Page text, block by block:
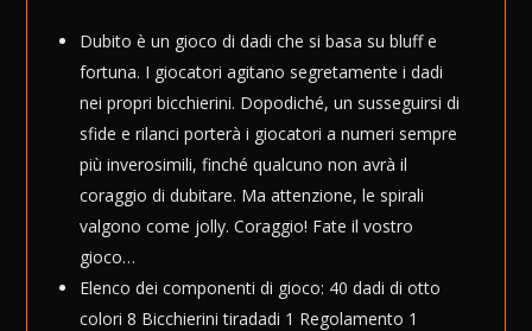
Dubito è un gioco di dadi che si basa su bluff e
fortuna. I giocatori agitano segretamente i dadi
nei propri bicchierini. Dopodiché, un susseguirsi di
sfide e rilanci porterà i giocatori a numeri sempre
più inverosimili, finché qualcuno non avrà il
coraggio di dubitare. Ma attenzione, le spirali
valgono come jolly. Coraggio! Fate il vostro
gioco…
Elenco dei componenti di gioco: 40 dadi di otto
colori 8 Bicchierini tiradadi 1 Regolamento 1